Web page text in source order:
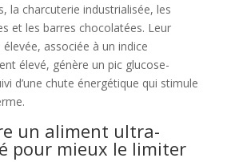
la charcuterie industrialisée, les
et les barres chocolatées. Leur
associée à un indice
élevé, génère un pic glucose-
d’une chute énergétique qui stimule
un aliment ultra-
pour mieux le limiter